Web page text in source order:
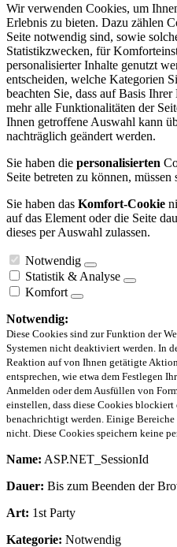
Wir verwenden Cookies, um
Erlebnis zu bieten. Dazu zählen
Seite notwendig sind, sowie
Statistikzwecken, für
personalisierter Inhalte genutzt
entscheiden, welche Kategorien
beachten Sie, dass auf Basis
mehr alle Funktionalitäten der
Ihnen getroffene Auswahl kann
nachträglich geändert werden.
Sie haben die personalisierten
Seite betreten zu können,
Sie haben das Komfort-Cookie
auf das Element oder die Seite
dieses per Auswahl zulassen.
Notwendig
Statistik & Analyse
Komfort
Notwendig:
Diese Cookies sind zur Funktion der
Systemen nicht deaktiviert werden. In
Reaktion auf von Ihnen getätigte
entsprechen, wie etwa dem Festlegen
Anmelden oder dem Ausfüllen von
einstellen, dass diese Cookies blockiert
benachrichtigt werden. Einige
nicht. Diese Cookies speichern keine
Name: ASP.NET_SessionId
Dauer: Bis zum Beenden der
Art: 1st Party
Kategorie: Notwendig